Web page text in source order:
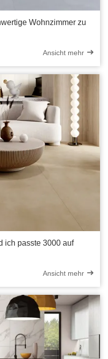
Wohnzimmer zu
Ansicht mehr
ich passte 3000 auf
Ansicht mehr